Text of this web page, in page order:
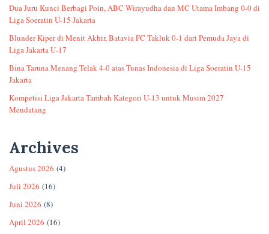
Dua Juru Kunci Berbagi Poin, ABC Wirayudha dan MC Utama Imbang 0-0 di
Liga Soeratin U-15 Jakarta
Blunder Kiper di Menit Akhir, Batavia FC Takluk 0-1 dari Pemuda Jaya di
Liga Jakarta U-17
Bina Taruna Menang Telak 4-0 atas Tunas Indonesia di Liga Soeratin U-15
Jakarta
Kompetisi Liga Jakarta Tambah Kategori U-13 untuk Musim 2027
Mendatang
Archives
Agustus 2026 (4)
Juli 2026 (16)
Juni 2026 (8)
April 2026 (16)